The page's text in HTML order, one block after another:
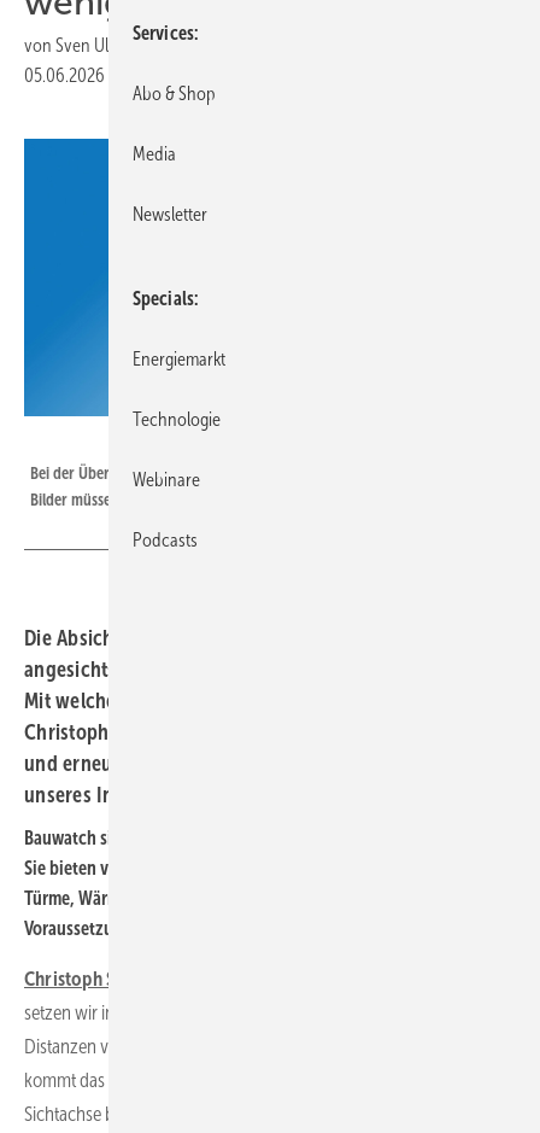
von Sven Ullrich
05.06.2026
Bei der Überwachung reicht es nicht aus, Videokameras aufzustellen. Die
Bilder müssen auch ausgewertet werden.
Die Absicherung der Energieinfrastruktur wird
angesichts der hybriden Bedrohungen immer wichtiger.
Mit welchen Mitteln die Sicherheit erhöht wird, erklärt
Christoph Siegle, Teamleiter für kritische Infrastruktur
und erneuerbare Energien bei Bauwatch, im zweiten Teil
unseres Interviews.
Bauwatch sichert unter anderem auch die Energieinfrastruktur ab.
Sie bieten verschiedene Systeme an – Solartürme, stromgebundene
Türme, Wärmebildkameras. Welche Technik kommt unter welchen
Voraussetzungen zum Einsatz?
Christoph Siegle:
setzen wir insbesondere ein, wenn wir wirklich lange, gerade
Distanzen von 300 bis 400 Metern überwachen müssen. Aber so oft
kommt das nicht vor, weil in der Praxis fast immer etwas die
Sichtachse blockiert, zum Beispiel Gebäude oder Pflanzenwuchs.
Services
Abo & Shop
Media
Newsletter
Specials
Energiemarkt
Technologie
Webinare
Podcasts